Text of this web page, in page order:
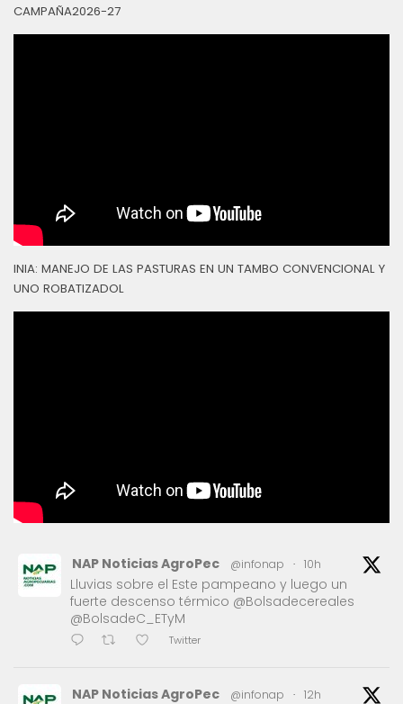
CAMPAÑA2026-27
INIA: MANEJO DE LAS PASTURAS EN UN TAMBO CONVENCIONAL Y
UNO ROBATIZADOL
NAP Noticias AgroPec @infonap · 10h
Lluvias sobre el Este pampeano y luego un
fuerte descenso térmico @Bolsadecereales
@BolsadeC_ETyM
Twitter
NAP Noticias AgroPec @infonap · 12h